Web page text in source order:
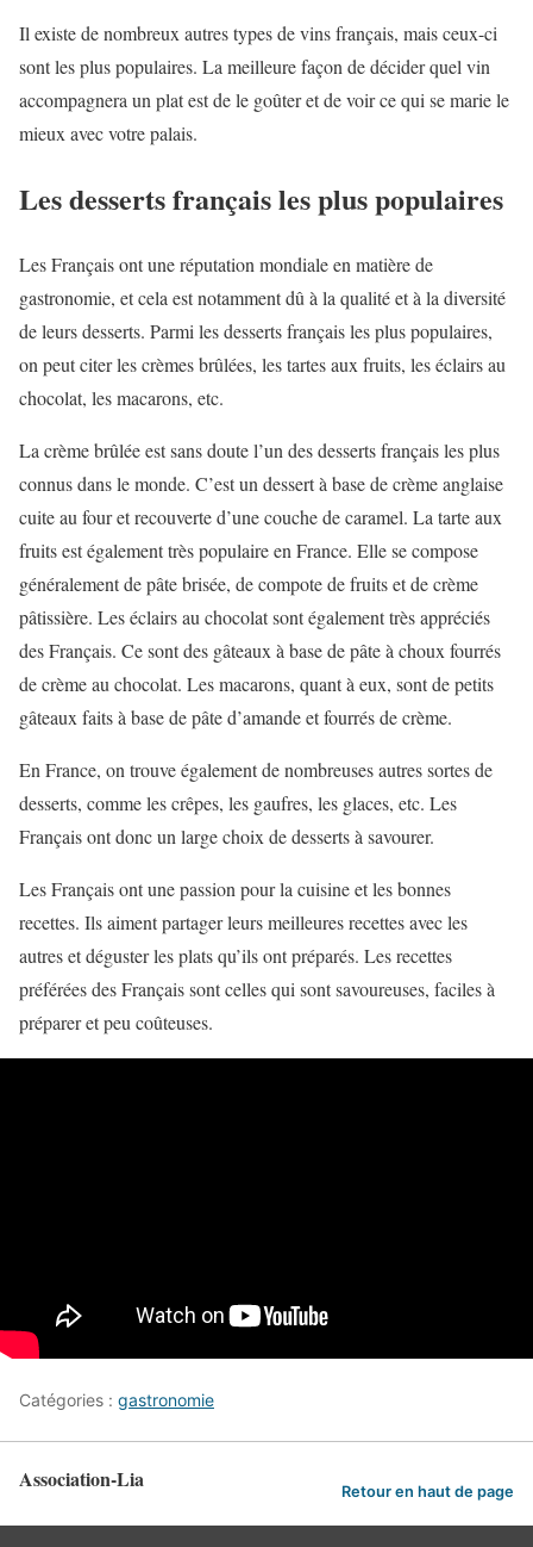
Il existe de nombreux autres types de vins français, mais ceux-ci
sont les plus populaires. La meilleure façon de décider quel vin
accompagnera un plat est de le goûter et de voir ce qui se marie le
mieux avec votre palais.
Les desserts français les plus populaires
Les Français ont une réputation mondiale en matière de
gastronomie, et cela est notamment dû à la qualité et à la diversité
de leurs desserts. Parmi les desserts français les plus populaires,
on peut citer les crèmes brûlées, les tartes aux fruits, les éclairs au
chocolat, les macarons, etc.
La crème brûlée est sans doute l’un des desserts français les plus
connus dans le monde. C’est un dessert à base de crème anglaise
cuite au four et recouverte d’une couche de caramel. La tarte aux
fruits est également très populaire en France. Elle se compose
généralement de pâte brisée, de compote de fruits et de crème
pâtissière. Les éclairs au chocolat sont également très appréciés
des Français. Ce sont des gâteaux à base de pâte à choux fourrés
de crème au chocolat. Les macarons, quant à eux, sont de petits
gâteaux faits à base de pâte d’amande et fourrés de crème.
En France, on trouve également de nombreuses autres sortes de
desserts, comme les crêpes, les gaufres, les glaces, etc. Les
Français ont donc un large choix de desserts à savourer.
Les Français ont une passion pour la cuisine et les bonnes
recettes. Ils aiment partager leurs meilleures recettes avec les
autres et déguster les plats qu’ils ont préparés. Les recettes
préférées des Français sont celles qui sont savoureuses, faciles à
préparer et peu coûteuses.
Catégories : gastronomie
Association-Lia Retour en haut de page